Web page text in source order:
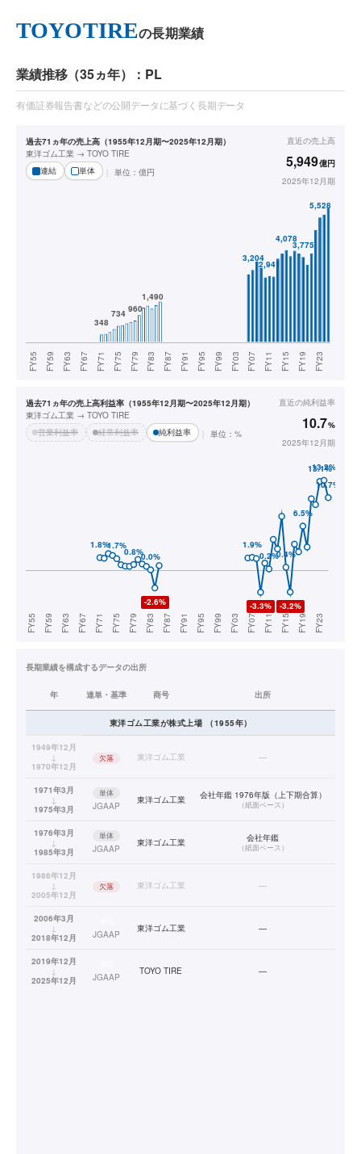
TOYOTIREの長期業績
業績推移（35ヵ年）：PL
有価証券報告書などの公開データに基づく長期データ
過去71ヵ年の売上高（1955年12月期〜2025年12月期）
東洋ゴム工業 → TOYO TIRE
連結
単体 単位： 億円
直近の売上高
5,949億円
2025年12月期
過去71ヵ年の売上高利益率（1955年12月期〜2025年12月期）
東洋ゴム工業 → TOYO TIRE
営業利益率
経常利益率 純利益率 単位：%
直近の純利益率
10.7%
2025年12月期
長期業績を構成するデータの出所
年 連単・基準 商号 出所
東洋ゴム工業が株式上場 （1955年）
1949年12月
↓
1970年12月
欠落 東洋ゴム工業 —
1971年3月
↓
1975年3月
単体
JGAAP
東洋ゴム工業 会社年鑑 1976年版（上下期合算）
（紙面ベース）
1976年3月
↓
1985年3月
単体
JGAAP
東洋ゴム工業 会社年鑑
（紙面ベース）
1986年12月
↓
2005年12月
欠落 東洋ゴム工業 —
2006年3月
↓
2018年12月
JGAAP
東洋ゴム工業 —
2019年12月
↓
2025年12月
JGAAP
TOYO TIRE —